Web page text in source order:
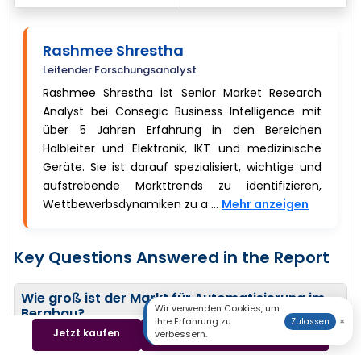
Rashmee Shrestha
Leitender Forschungsanalyst
Rashmee Shrestha ist Senior Market Research
Analyst bei Consegic Business Intelligence mit
über 5 Jahren Erfahrung in den Bereichen
Halbleiter und Elektronik, IKT und medizinische
Geräte. Sie ist darauf spezialisiert, wichtige und
aufstrebende Markttrends zu identifizieren,
Wettbewerbsdynamiken zu a ... Mehr anzeigen
Key Questions Answered in the Report
Wie groß ist der Markt für Automatisierung im
Bergbau?
−
Der Markt für Automatisierung im Bergbau wurde im
Jetzt kaufen Beispiel herunterladen
Wir verwenden Cookies, um
Ihre Erfahrung zu
verbessern.
Zulassen ×